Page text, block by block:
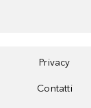
Privacy
Contatti